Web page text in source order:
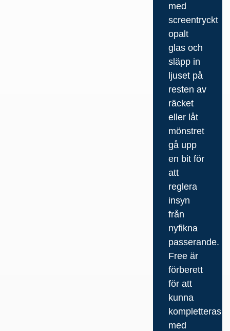
med
screentryckt
opalt
glas och
släpp in
ljuset på
resten av
räcket
eller låt
mönstret
gå upp
en bit för
att
reglera
insyn
från
nyfikna
passerande.
Free är
förberett
för att
kunna
kompletteras
med